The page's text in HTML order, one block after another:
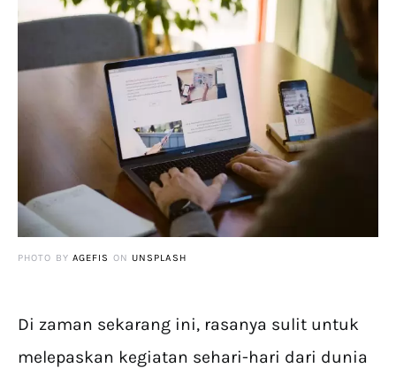
PHOTO BY AGEFIS ON UNSPLASH
Di zaman sekarang ini, rasanya sulit untuk
melepaskan kegiatan sehari-hari dari dunia